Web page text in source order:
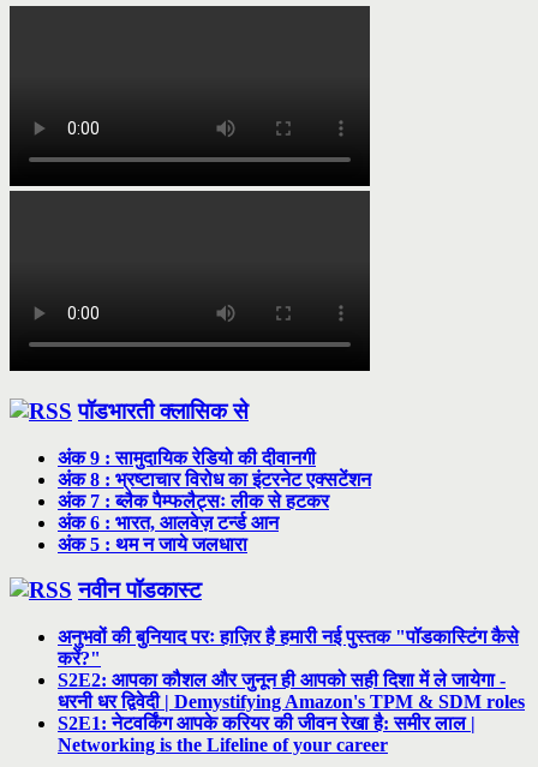
पॉडभारती क्लासिक से
अंक 9 : सामुदायिक रेडियो की दीवानगी
अंक 8 : भ्रष्टाचार विरोध का इंटरनेट एक्सटेंशन
अंक 7 : ब्लैक पैम्फलैट्सः लीक से हटकर
अंक 6 : भारत, आलवेज़ टर्न्ड आन
अंक 5 : थम न जाये जलधारा
नवीन पॉडकास्ट
अनुभवों की बुनियाद परः हाज़िर है हमारी नई पुस्तक "पॉडकास्टिंग कैसे
करें?"
S2E2: आपका कौशल और जुनून ही आपको सही दिशा में ले जायेगा -
धरनी धर द्विवेदी | Demystifying Amazon's TPM & SDM roles
S2E1: नेटवर्किंग आपके करियर की जीवन रेखा है: समीर लाल |
Networking is the Lifeline of your career